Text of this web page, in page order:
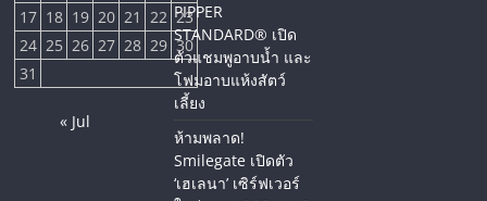
17 18 19 20 21 22 23
24 25 26 27 28 29 30
31
« Jul
PIPPER
STANDARD® เปิด
ตัวแชมพูอาบน้ำ และ
โฟมอาบแห้งสัตว์
เลี้ยง
ห้ามพลาด!
Smilegate เปิดตัว
‘เฮเลนา’ เซิร์ฟเวอร์